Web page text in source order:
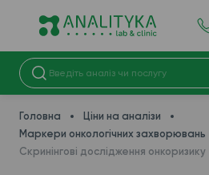
Головна
Ціни на аналізи
Маркери онкологічних захворювань
Скринінгові дослідження онкоризику